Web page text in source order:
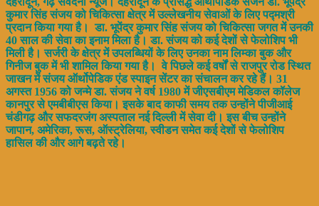
कुमार सिंह संजय को चिकित्सा क्षेत्र में उल्लेखनीय सेवाओं के लिए पद्मश्री
प्रदान किया गया है। डा. भूपेंद्र कुमार सिंह संजय को चिकित्सा जगत में उनकी
40 साल की सेवा का इनाम मिला है। डा. संजय को कई देशों से फेलोशिप भी
मिली है। सर्जरी के क्षेत्र में उपलब्धियों के लिए उनका नाम लिम्का बुक और
गिनीज बुक में भी शामिल किया गया है। वे पिछले कई वर्षों से राजपुर रोड स्थित
जाखन में संजय ऑर्थोपेडिक एंड स्पाइन सेंटर का संचालन कर रहे हैं। 31
अगस्त 1956 को जन्मे डा. संजय ने वर्ष 1980 में जीएसबीएम मेडिकल कॉलेज
कानपुर से एमबीबीएस किया। इसके बाद काफी समय तक उन्होंने पीजीआई
चंडीगढ़ और सफदरजंग अस्पताल नई दिल्ली में सेवा दी। इस बीच उन्होंने
जापान, अमेरिका, रूस, ऑस्ट्रेलिया, स्वीडन समेत कई देशों से फेलोशिप
हासिल की और आगे बढ़ते रहे।